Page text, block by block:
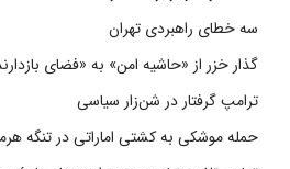
سه خطای راهبردی تهران
گذار خزر از «حاشیه امن» به «فضای
ترامپ گرفتار در شن‌زار سیاسی
حمله موشکی به کشتی اماراتی در تنگه